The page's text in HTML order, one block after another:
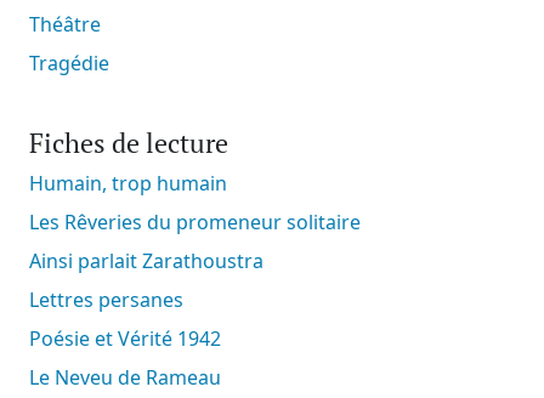
Théâtre
Tragédie
Fiches de lecture
Humain, trop humain
Les Rêveries du promeneur solitaire
Ainsi parlait Zarathoustra
Lettres persanes
Poésie et Vérité 1942
Le Neveu de Rameau